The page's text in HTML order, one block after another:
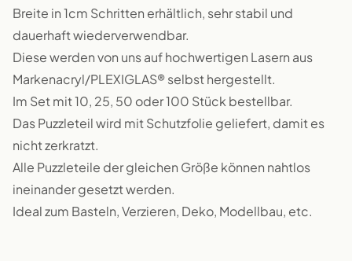
Breite in 1cm Schritten erhältlich, sehr stabil und
dauerhaft wiederverwendbar.
Diese werden von uns auf hochwertigen Lasern aus
Markenacryl/PLEXIGLAS® selbst hergestellt.
Im Set mit 10, 25, 50 oder 100 Stück bestellbar.
Das Puzzleteil wird mit Schutzfolie geliefert, damit es
nicht zerkratzt.
Alle Puzzleteile der gleichen Größe können nahtlos
ineinander gesetzt werden.
Ideal zum Basteln, Verzieren, Deko, Modellbau, etc.